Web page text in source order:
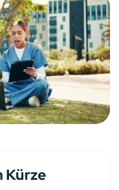
Kürze